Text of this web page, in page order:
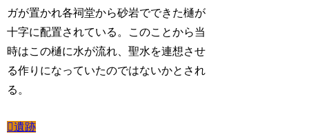
ガが置かれ各祠堂から砂岩でできた樋が
十字に配置されている。このことから当
時はこの樋に水が流れ、聖水を連想させ
る作りになっていたのではないかとされ
る。
遺跡